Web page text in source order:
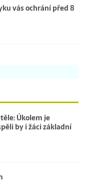
vás ochrání před 8
Úkolem je
by i žáci základní